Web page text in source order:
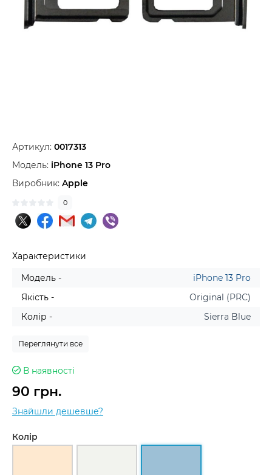
Артикул: 0017313
Модель: iPhone 13 Pro
Виробник: Apple
0
Характеристики
Модель -
iPhone 13 Pro
Якість -
Original (PRC)
Колір -
Sierra Blue
Переглянути все
В наявності
90 грн.
Знайшли дешевше?
Колір